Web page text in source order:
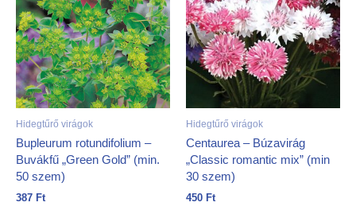
Hidegtűrő virágok
Bupleurum rotundifolium –
Buvákfű „Green Gold” (min.
50 szem)
387 Ft
Hidegtűrő virágok
Centaurea – Búzavirág
„Classic romantic mix” (min
30 szem)
450 Ft